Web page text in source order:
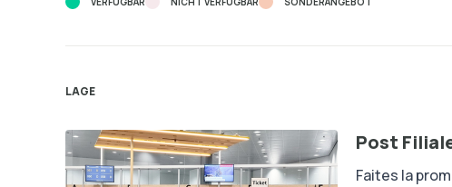
LAGE
Post
Faites la